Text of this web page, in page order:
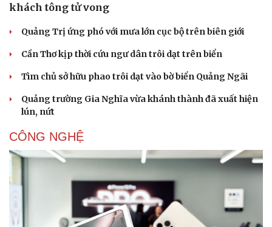
khách tông tử vong
Quảng Trị ứng phó với mưa lớn cục bộ trên biên giới
Cần Thơ kịp thời cứu ngư dân trôi dạt trên biển
Tìm chủ sở hữu phao trôi dạt vào bờ biển Quảng Ngãi
Quảng trường Gia Nghĩa vừa khánh thành đã xuất hiện
lún, nứt
CÔNG NGHỆ